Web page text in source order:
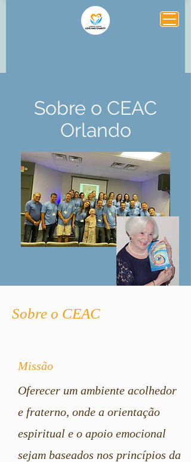
Sobre o CEAC
Orlando
Sobre o CEAC
Missão
Oferecer um ambiente acolhedor
e fraterno, onde a orientação
espiritual e o apoio emocional
sejam baseados nos princípios da